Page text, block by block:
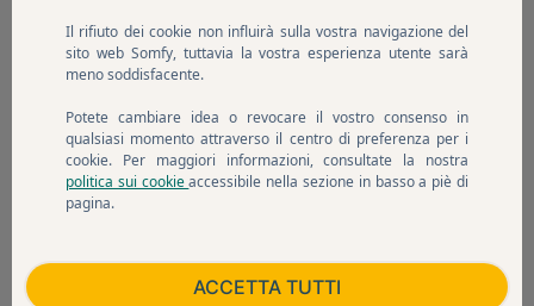
consenso, vengono elaborate da Somfy Activities SA al fine
Il rifiuto dei cookie non influirà sulla vostra navigazione del
sito web Somfy, tuttavia la vostra esperienza utente sarà
meno soddisfacente.
Potete cambiare idea o revocare il vostro consenso in
qualsiasi momento attraverso il centro di preferenza per i
cookie. Per maggiori informazioni, consultate la nostra
politica sui cookieaccessibile nella sezione in basso a piè di
pagina.
ACCETTA TUTTI